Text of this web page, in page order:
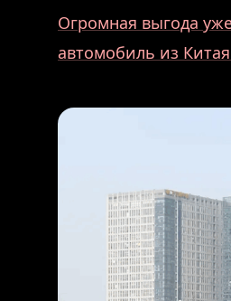
Огромная выгода
автомобиль из